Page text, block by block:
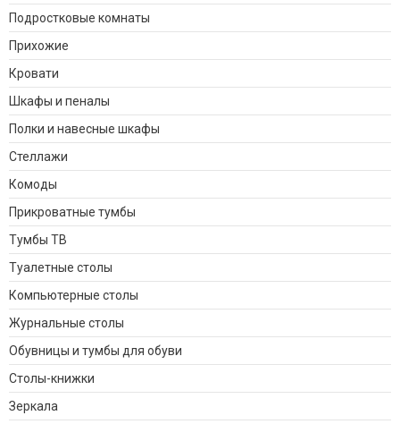
Подростковые комнаты
Прихожие
Кровати
Шкафы и пеналы
Полки и навесные шкафы
Стеллажи
Комоды
Прикроватные тумбы
Тумбы ТВ
Туалетные столы
Компьютерные столы
Журнальные столы
Обувницы и тумбы для обуви
Столы-книжки
Зеркала